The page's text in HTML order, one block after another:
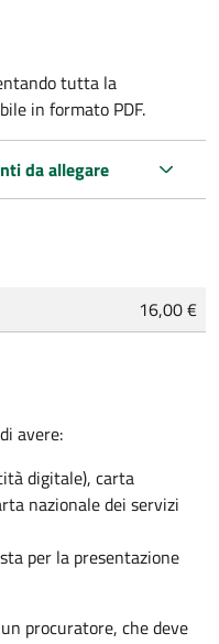
tutta la
in formato PDF.
da allegare
16,00 €
avere:
digitale), carta
nazionale dei servizi
per la presentazione
procuratore, che deve